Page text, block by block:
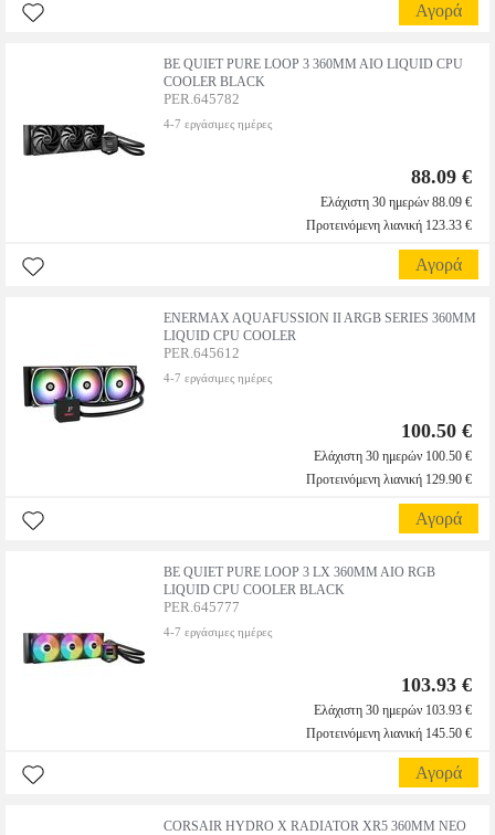
Αγορά
BE QUIET PURE LOOP 3 360MM AIO LIQUID CPU
COOLER BLACK
PER.645782
4-7 εργάσιμες ημέρες
88.09 €
Ελάχιστη 30 ημερών 88.09 €
Προτεινόμενη λιανική 123.33 €
Αγορά
ENERMAX AQUAFUSSION II ARGB SERIES 360MM
LIQUID CPU COOLER
PER.645612
4-7 εργάσιμες ημέρες
100.50 €
Ελάχιστη 30 ημερών 100.50 €
Προτεινόμενη λιανική 129.90 €
Αγορά
BE QUIET PURE LOOP 3 LX 360MM AIO RGB
LIQUID CPU COOLER BLACK
PER.645777
4-7 εργάσιμες ημέρες
103.93 €
Ελάχιστη 30 ημερών 103.93 €
Προτεινόμενη λιανική 145.50 €
Αγορά
CORSAIR HYDRO X RADIATOR XR5 360MM NEO